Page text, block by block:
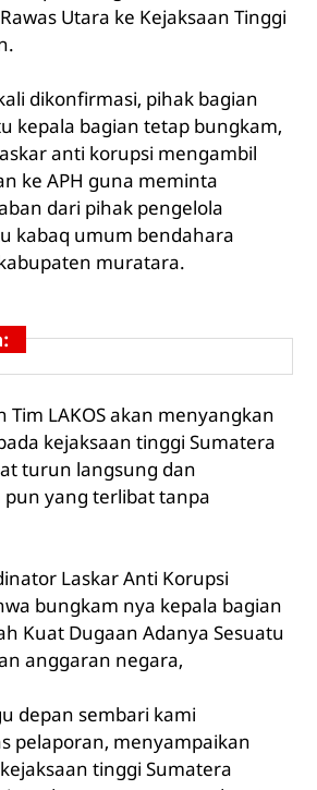
Utara ke Kejaksaan Tinggi
dikonfirmasi, pihak bagian
kepala bagian tetap bungkam,
anti korupsi mengambil
ke APH guna meminta
dari pihak pengelola
kabaq umum bendahara
muratara.
Tim LAKOS akan menyangkan
kejaksaan tinggi Sumatera
turun langsung dan
pun yang terlibat tanpa
Laskar Anti Korupsi
bungkam nya kepala bagian
Kuat Dugaan Adanya Sesuatu
anggaran negara,
depan sembari kami
pelaporan, menyampaikan
tinggi Sumatera